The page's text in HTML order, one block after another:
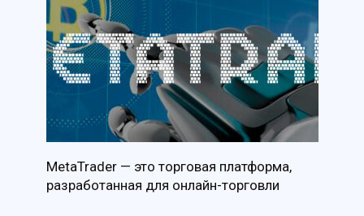
MetaTrader — это торговая платформа,
разработанная для онлайн-торговли